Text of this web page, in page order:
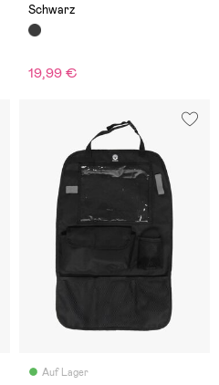
Schwarz
19,99 €
Auf Lager